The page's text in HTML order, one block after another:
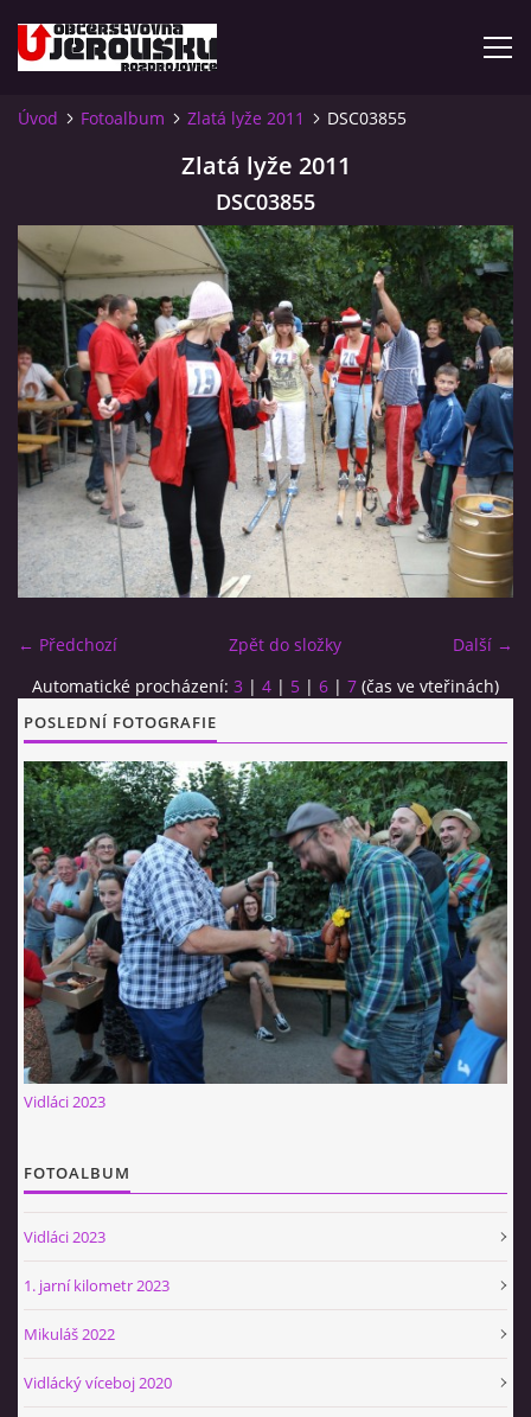
VIDLÁCKÝ VÍCEBOJ 2023 - VIDEO
OTEVÍRACÍ DOBA
VIDLÁCKÝ VÍCEBOJ 2020 - ČLÁNEK Z ROZDROJOVICKÉ
DRBNY 4/2020
VIDLÁCKÝ VÍCEBOJ 2020 - VIDEO
CO SI U NÁS DÁTE?
FOTOALBUM
CESTA KOLEM SVĚTA 2014 - VIDEO
VIDLÁCKÝ VÍCEBOJ 2023
CENÍK
Úvod Fotoalbum Zlatá lyže 2011 DSC03855
Zlatá lyže 2011
DSC03855
← Předchozí Další →
Zpět do složky
Automatické procházení: 3 | 4 | 5 | 6 | 7 (čas ve vteřinách)
POSLEDNÍ FOTOGRAFIE
Vidláci 2023
FOTOALBUM
Vidláci 2023
1. jarní kilometr 2023
Mikuláš 2022
Vidlácký víceboj 2020